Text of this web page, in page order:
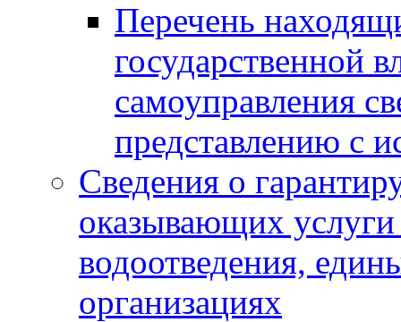
Перечень
государственной
самоуправления
представлению с
Сведения о
оказывающих
водоотведения,
организациях